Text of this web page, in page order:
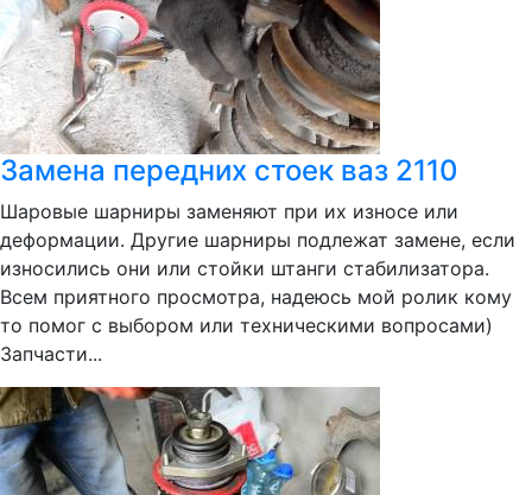
Замена передних стоек ваз 2110
Шаровые шарниры заменяют при их износе или
деформации. Другие шарниры подлежат замене, если
износились они или стойки штанги стабилизатора.
Всем приятного просмотра, надеюсь мой ролик кому
то помог с выбором или техническими вопросами)
Запчасти...